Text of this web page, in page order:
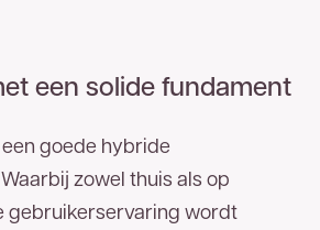
een solide fundament
goede hybride
zowel thuis als op
gebruikerservaring wordt